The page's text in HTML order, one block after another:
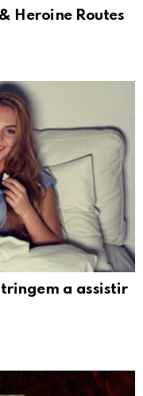
Heroine Routes
a assistir